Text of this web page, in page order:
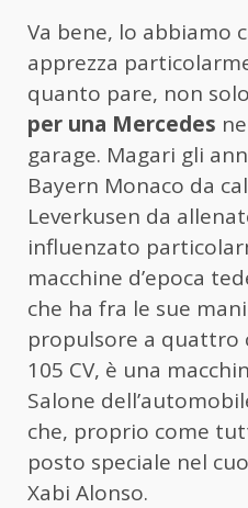
Va bene, lo abbiamo
apprezza
quanto pare, non
per una Mercedes
garage. Magari gli
Bayern Monaco da
Leverkusen da
influenzato
macchine d’epoca
che ha fra le sue
propulsore a quattro
105 CV, è una
Salone
che, proprio come
posto speciale nel
Xabi Alonso.